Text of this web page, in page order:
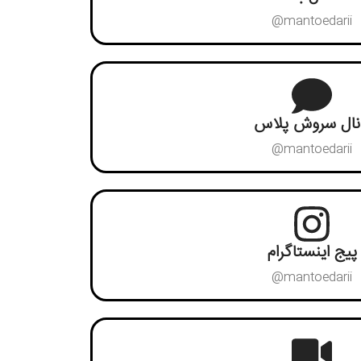
mantoedarii@
سروش پلاس
mantoedarii@
پیج اینستاگرام
mantoedarii@